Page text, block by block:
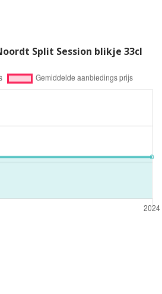
Split Session blikje 33cl